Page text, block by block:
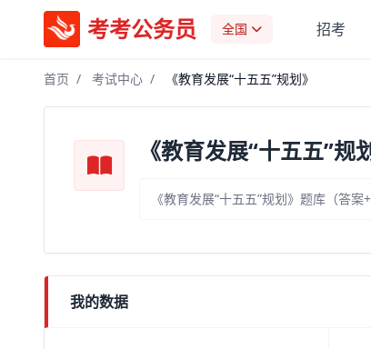
考考公务员 全国 招考
首页 / 考试中心 / 《教育发展“十五五”规划》
《教育发展“十五五”规
《教育发展“十五五”规划》题库（答案+
我的数据